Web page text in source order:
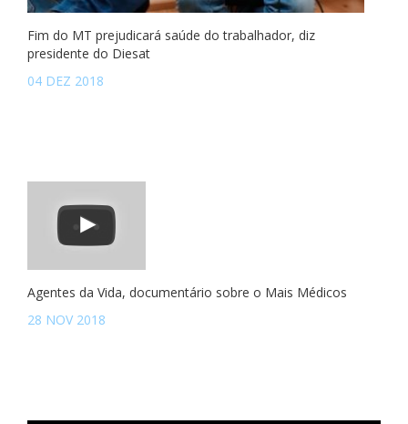
Fim do MT prejudicará saúde do trabalhador, diz
presidente do Diesat
04 DEZ 2018
Agentes da Vida, documentário sobre o Mais Médicos
28 NOV 2018